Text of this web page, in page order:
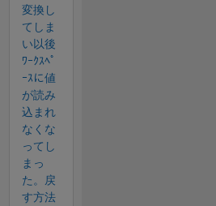
変換し
てしま
い以後
ﾜｰｸｽﾍﾟ
ｰｽに値
が読み
込まれ
なくな
ってし
まっ
た。戻
す方法